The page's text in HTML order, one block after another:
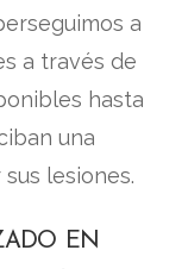
a
a través de
hasta
una
lesiones.
en